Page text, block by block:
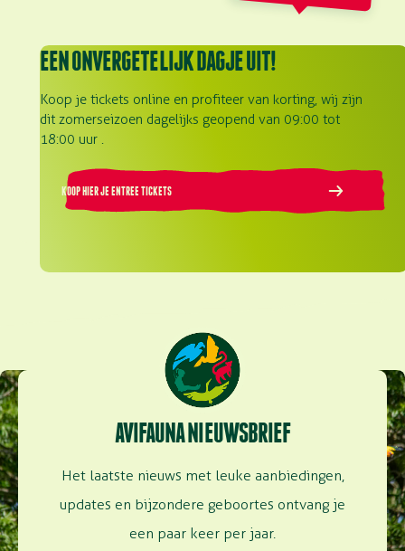
EEN ONVERGETELIJK DAGJE UIT!
Koop je tickets online en profiteer van korting, wij zijn
dit zomerseizoen dagelijks geopend van 09:00 tot
18:00 uur .
KOOP HIER JE ENTREE TICKETS
AVIFAUNA NIEUWSBRIEF
Het laatste nieuws met leuke aanbiedingen,
updates en bijzondere geboortes ontvang je
een paar keer per jaar.